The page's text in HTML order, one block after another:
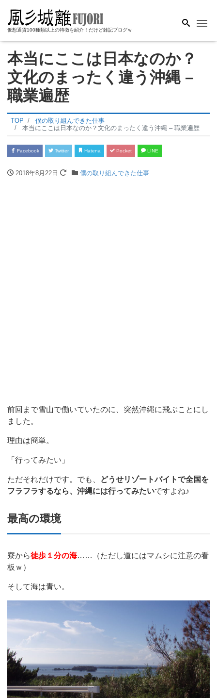
仮想通貨100種類以上の特徴を紹介！だけど雑記ブログｗ
本当にここは日本なのか？
文化のまったく違う沖縄 –
職業遍歴
TOP
僕の取り組んできた仕事
本当にここは日本なのか？文化のまったく違う沖縄 – 職業遍歴
Facebook Twitter Hatena Pocket LINE
2018年8月22日 僕の取り組んできた仕事
前回まで雪山で働いていたのに、突然沖縄に飛ぶことにし
ました。
理由は簡単。
「行ってみたい」
ただそれだけです。でも、
どうせリゾートバイトで全国を
フラフラするなら、沖縄には行ってみたいですよね♪
最高の環境
寮から徒歩１分の海……（ただし道にはマムシに注意の看
板ｗ）
そして海は青い。